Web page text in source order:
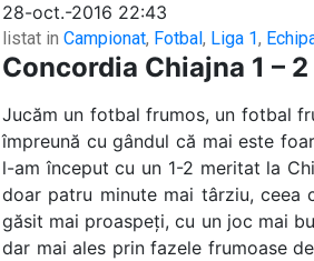
28-oct.-2016 22:43
listat in Campionat, Fotbal, Liga 1,
Concordia Chiajna 1 – 2
Jucăm un fotbal frumos, un fotbal
împreună cu gândul că mai este
l-am început cu un 1-2 meritat la
doar patru minute mai târziu, ceea
găsit mai proaspeți, cu un joc mai
dar mai ales prin fazele frumoase